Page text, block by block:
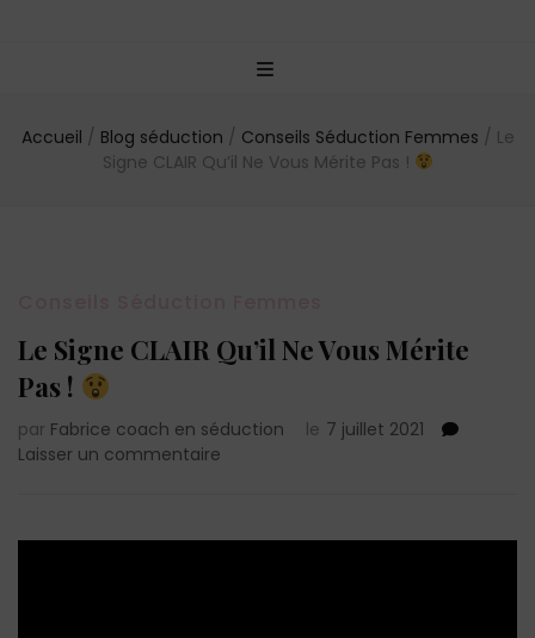
Accueil / Blog séduction / Conseils Séduction Femmes / Le
Signe CLAIR Qu’il Ne Vous Mérite Pas !
Le Signe CLAIR Qu’il Ne Vous Mérite
Pas !
par Fabrice coach en séduction le 7 juillet 2021
Laisser un commentaire